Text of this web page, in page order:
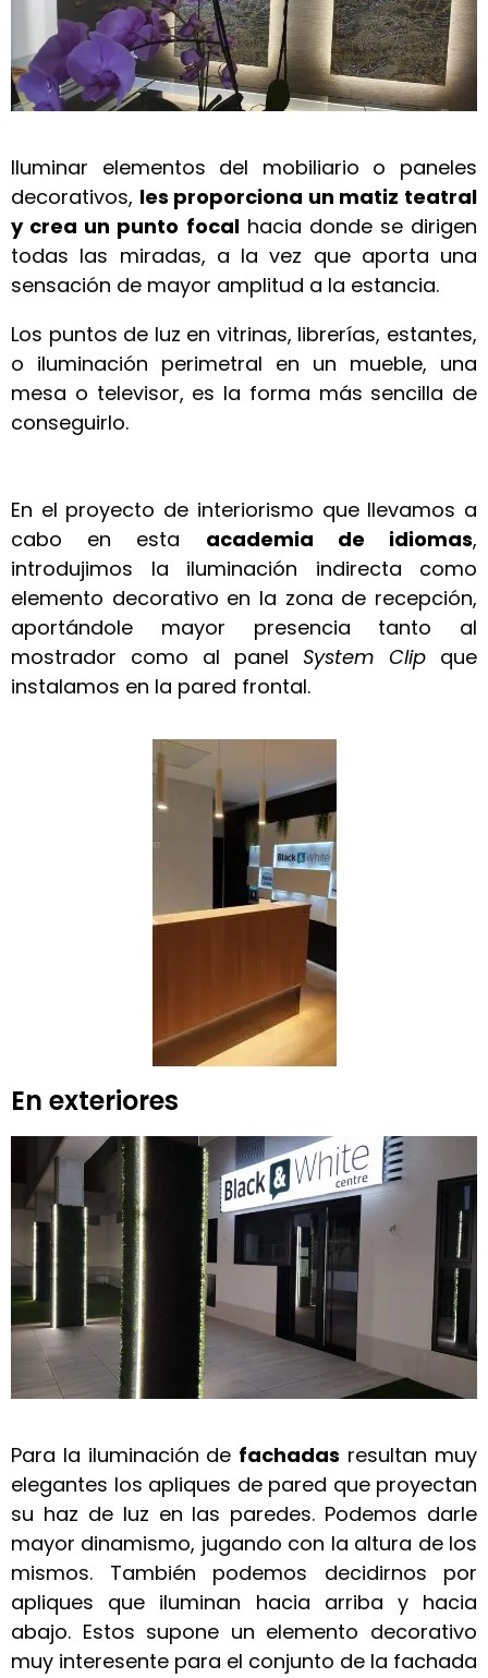
Iluminar elementos del mobiliario o paneles
decorativos, les proporciona un matiz teatral
y crea un punto focalhacia donde se dirigen
todas las miradas, a la vez que aporta una
sensación de mayor amplitud a la estancia.
Los puntos de luz en vitrinas, librerías, estantes,
o iluminación perimetral en un mueble, una
mesa o televisor, es la forma más sencilla de
conseguirlo.
En el proyecto de interiorismo que llevamos a
cabo en esta academia de idiomas,
introdujimos la iluminación indirecta como
elemento decorativo en la zona de recepción,
aportándole mayor presencia tanto al
mostrador como al panel System Clip que
instalamos en la pared frontal.
En exteriores
Para la iluminación de fachadas resultan muy
elegantes los apliques de pared que proyectan
su haz de luz en las paredes. Podemos darle
mayor dinamismo, jugando con la altura de los
mismos. También podemos decidirnos por
apliques que iluminan hacia arriba y hacia
abajo. Estos supone un elemento decorativo
muy interesente para el conjunto de la fachada